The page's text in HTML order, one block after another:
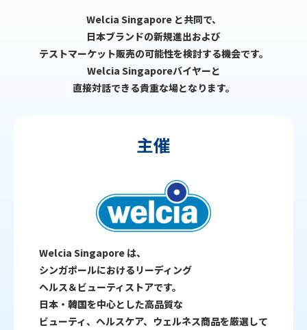
Welcia Singapore と共同で、
日本ブランドの新規進出および
テストマーケット販売の可能性を検討する機会です。
Welcia Singaporeバイヤーと
直接対話できる貴重な場となります。
主催
Welcia Singapore は、
シンガポールにおけるリーディング
ヘルス＆ビューティストアです。
日本・韓国を中心とした高品質な
ビューティ、ヘルスケア、ウェルネス商品を厳選して